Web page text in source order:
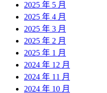
2025 年 5 月
2025 年 4 月
2025 年 3 月
2025 年 2 月
2025 年 1 月
2024 年 12 月
2024 年 11 月
2024 年 10 月